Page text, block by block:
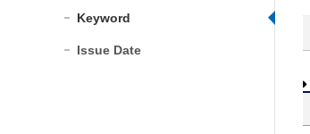
Keyword
Issue Date